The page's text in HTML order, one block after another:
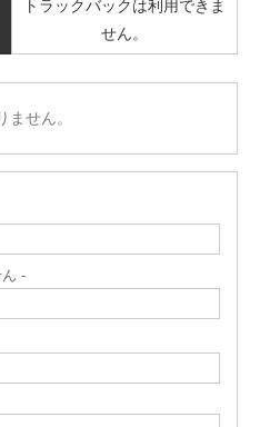
トラックバックは利用できま
せん。
せん。
-